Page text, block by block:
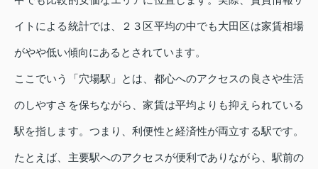
イトによる統計では、２３区平均の中でも大田区は家賃相場
がやや低い傾向にあるとされています。
ここでいう「穴場駅」とは、都心へのアクセスの良さや生活
のしやすさを保ちながら、家賃は平均よりも抑えられている
駅を指します。つまり、利便性と経済性が両立する駅です。
たとえば、主要駅へのアクセスが便利でありながら、駅前の